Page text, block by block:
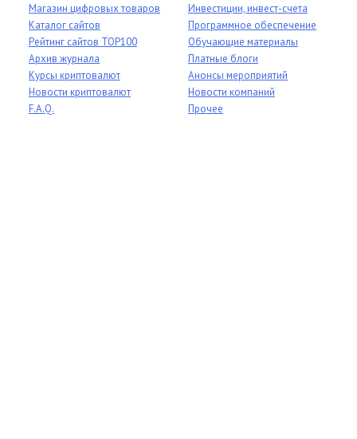
Магазин цифровых товаров
Каталог сайтов
Рейтинг сайтов TOP100
Архив журнала
Курсы криптовалют
Новости криптовалют
F.A.Q.
Инвестиции, инвест-счета
Программное обеспечение
Обучающие материалы
Платные блоги
Анонсы мероприятий
Новости компаний
Прочее